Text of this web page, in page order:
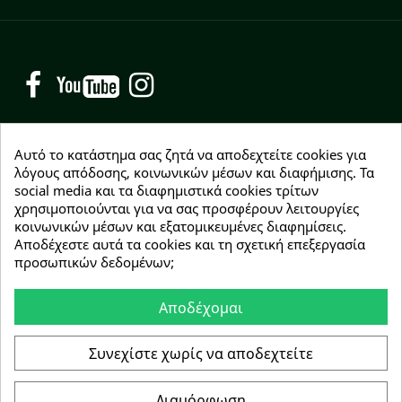
Facebook YouTube
NEWSLETTER
Εγγραφείτε δωρεάν και θα είστε οι πρώτοι που θα
λάβετε τα νέα μας γύρω από προσφορές, εκπτώσεις
και νέα προϊόντα.
Συμφωνώ με τουςόρους χρήσης
Αυτό το κατάστημα σας ζητά να αποδεχτείτε cookies για
λόγους απόδοσης, κοινωνικών μέσων και διαφήμισης. Τα
social media και τα διαφημιστικά cookies τρίτων
χρησιμοποιούνται για να σας προσφέρουν λειτουργίες
κοινωνικών μέσων και εξατομικευμένες διαφημίσεις.
Αποδέχεστε αυτά τα cookies και τη σχετική επεξεργασία
προσωπικών δεδομένων;
Αποδέχομαι
Συνεχίστε χωρίς να αποδεχτείτε